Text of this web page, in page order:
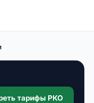
тарифы РКО